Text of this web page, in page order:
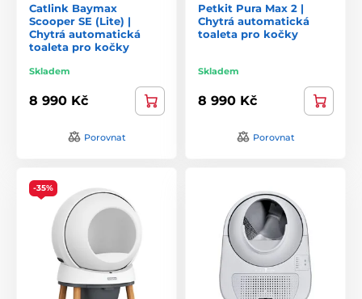
Catlink Baymax
Scooper SE (Lite) |
Chytrá automatická
toaleta pro kočky
Skladem
8 990 Kč
Porovnat
Petkit Pura Max 2 |
Chytrá automatická
toaleta pro kočky
Skladem
8 990 Kč
Porovnat
-35%